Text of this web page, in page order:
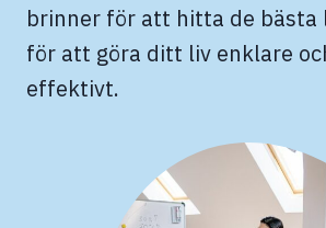
brinner för att hitta de bästa
för att göra ditt liv enklare
effektivt.